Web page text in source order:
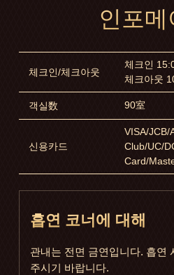
인포메
체크인/체크아웃
체크인
체크아웃
객실数 90室
신용카드
VISA/JCB/
Club/UC/
Card/
흡연 코너에 대해
관내는 전면 금연입니다. 흡연
주시기 바랍니다.